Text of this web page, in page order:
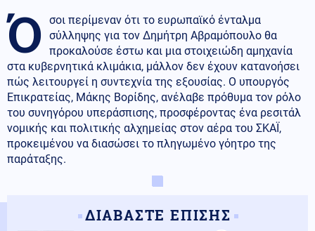
Ό
σοι περίμεναν ότι το ευρωπαϊκό ένταλμα
σύλληψης για τον Δημήτρη Αβραμόπουλο θα
προκαλούσε έστω και μια στοιχειώδη αμηχανία
στα κυβερνητικά κλιμάκια, μάλλον δεν έχουν κατανοήσει
πώς λειτουργεί η συντεχνία της εξουσίας. Ο υπουργός
Επικρατείας, Μάκης Βορίδης, ανέλαβε πρόθυμα τον ρόλο
του συνηγόρου υπεράσπισης, προσφέροντας ένα ρεσιτάλ
νομικής και πολιτικής αλχημείας στον αέρα του ΣΚΑΪ,
προκειμένου να διασώσει το πληγωμένο γόητρο της
παράταξης.
ΔΙΑΒΑΣΤΕ ΕΠΙΣΗΣ